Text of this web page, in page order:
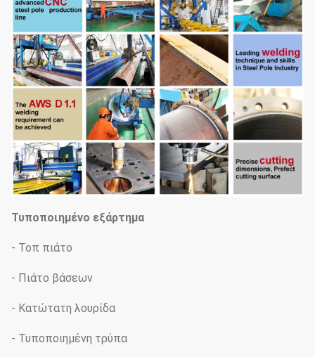
Τυποποιημένο εξάρτημα
- Τοπ πιάτο
- Πιάτο βάσεων
- Κατώτατη λουρίδα
- Τυποποιημένη τρύπα